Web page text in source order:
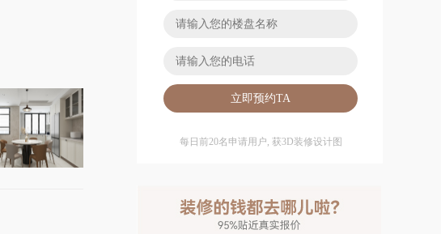
每日前20名申请用户, 获3D装修设计图